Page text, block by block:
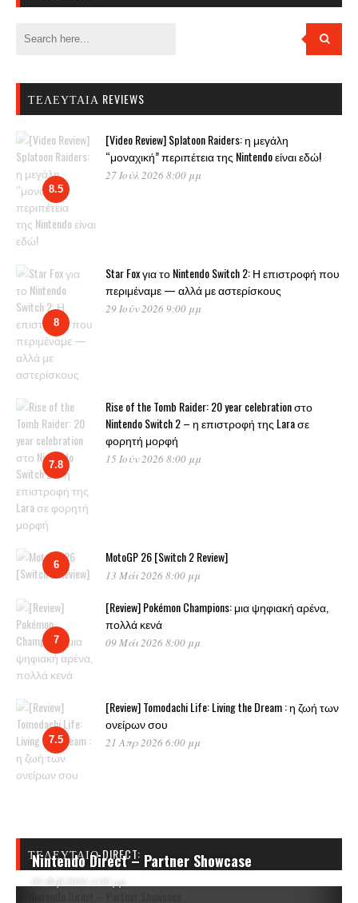
ΤΕΛΕΥΤΑΊΑ REVIEWS
8.5
[Video Review] Splatoon Raiders: η μεγάλη
“μοναχική” περιπέτεια της Nintendo είναι εδώ!
27 Ιούλ 2026 8:00 μμ
8
Star Fox για το Nintendo Switch 2: Η επιστροφή που
περιμέναμε — αλλά με αστερίσκους
29 Ιούν 2026 9:00 μμ
7.8
Rise of the Tomb Raider: 20 year celebration στο
Nintendo Switch 2 – η επιστροφή της Lara σε
φορητή μορφή
15 Ιούν 2026 8:00 μμ
6 MotoGP 26 [Switch 2 Review]
13 Μάι 2026 8:00 μμ
7
[Review] Pokémon Champions: μια ψηφιακή αρένα,
πολλά κενά
09 Μάι 2026 8:00 μμ
7.5
[Review] Tomodachi Life: Living the Dream : η ζωή των
ονείρων σου
21 Απρ 2026 6:00 μμ
ΤΕΛΕΥΤΑΊΟ DIRECT:
Nintendo Direct – Partner Showcase
05 Φεβ 2026 4:00 μμ